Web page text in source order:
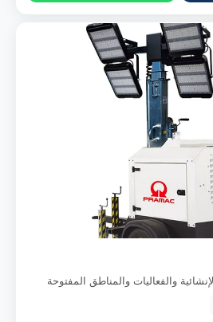
والفعاليات والمناطق المفتوحة